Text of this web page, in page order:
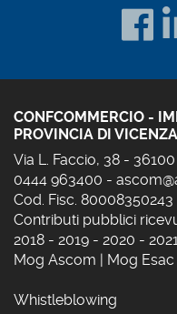
CONFCOMMERCIO -
PROVINCIA DI VICENZA
Via L. Faccio, 38 -
0444 963400 -
Cod. Fisc. 80008350243
Contributi pubblici
2018 - 2019 - 2020 - 2021
Mog Ascom | Mog Esac
Whistleblowing